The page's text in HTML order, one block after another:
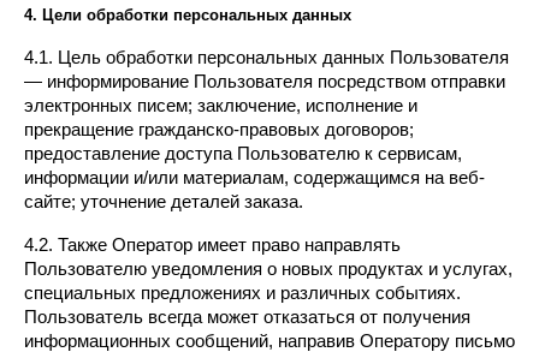
4. Цели обработки персональных данных
4.1. Цель обработки персональных данных Пользователя
— информирование Пользователя посредством отправки
электронных писем; заключение, исполнение и
прекращение гражданско-правовых договоров;
предоставление доступа Пользователю к сервисам,
информации и/или материалам, содержащимся на веб-
сайте; уточнение деталей заказа.
4.2. Также Оператор имеет право направлять
Пользователю уведомления о новых продуктах и услугах,
специальных предложениях и различных событиях.
Пользователь всегда может отказаться от получения
информационных сообщений, направив Оператору письмо